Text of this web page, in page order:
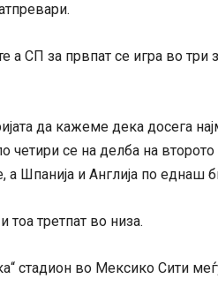
СП за првпат се игра во три
да кажеме дека досега
четири се на делба на
а Шпанија и Англија по еднаш
тоа третпат во низа.
стадион во Мексико Сити